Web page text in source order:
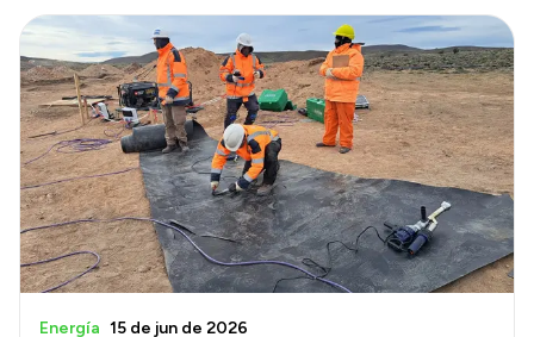
Energía 15 de jun de 2026